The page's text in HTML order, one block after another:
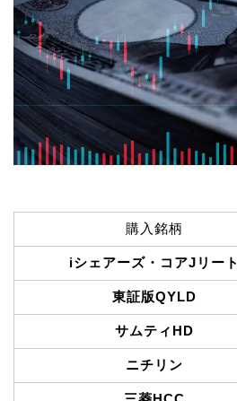
購入銘柄
iシェアーズ・コアJリート
東証版QYLD
サムティHD
ニチリン